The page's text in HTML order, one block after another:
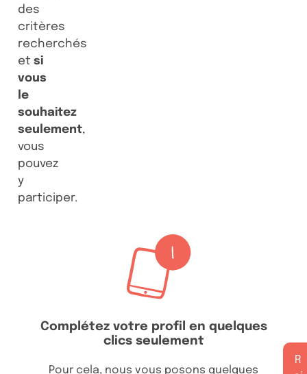
des
critères
recherchés
et si
vous
le
souhaitez
seulement,
vous
pouvez
y
participer.
Complétez votre profil en quelques
clics seulement
Pour cela, nous vous posons quelques
R